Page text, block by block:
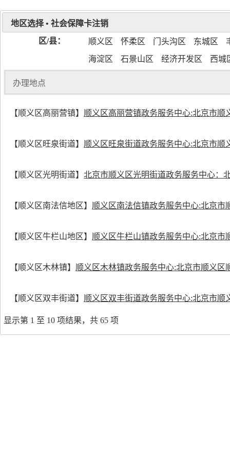
地区选择 • 社会保障卡注销
区/县： 顺义区 怀柔区 门头沟区 东城区
海淀区
石景山区 经济开发区 西城
办理地点
【顺义区高丽营镇】 顺义区高丽营镇政务服务中心:北京市顺
【顺义区旺泉街道】 顺义区旺泉街道政务服务中心:北京市顺
【顺义区光明街道】北京市顺义区光明街道政务服务中心：
【顺义区南法信地区】 顺义区南法信镇政务服务中心:北京市
【顺义区牛栏山地区】 顺义区牛栏山镇政务服务中心:北京
【顺义区木林镇】 顺义区木林镇政务服务中心:北京市顺义区
【顺义区双丰街道】 顺义区双丰街道政务服务中心:北京市顺
显示第 1 至 10 项结果，共 65 项